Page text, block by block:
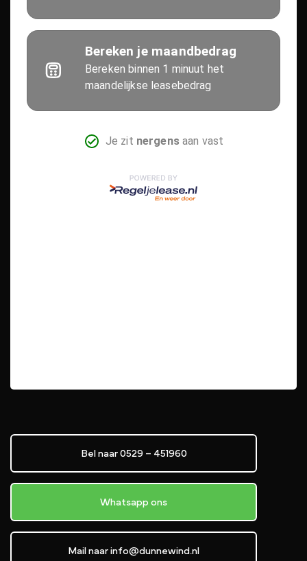
Bel naar 0529 – 451960
Whatsapp ons
Mail naar info@dunnewind.nl